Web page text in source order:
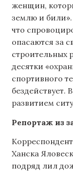
женщин,
землю и били».
что
опасаются за
строительных
десятки
спортивного
бездействует.
развитием
Репортаж из
Ханска
подряд лил